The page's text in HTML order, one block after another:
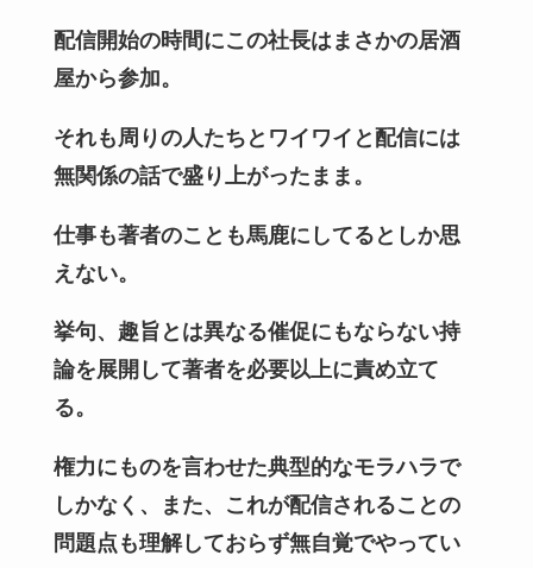
配信開始の時間にこの社長はまさかの居酒
屋から参加。
それも周りの人たちとワイワイと配信には
無関係の話で盛り上がったまま。
仕事も著者のことも馬鹿にしてるとしか思
えない。
挙句、趣旨とは異なる催促にもならない持
論を展開して著者を必要以上に責め立て
る。
権力にものを言わせた典型的なモラハラで
しかなく、また、これが配信されることの
問題点も理解しておらず無自覚でやってい